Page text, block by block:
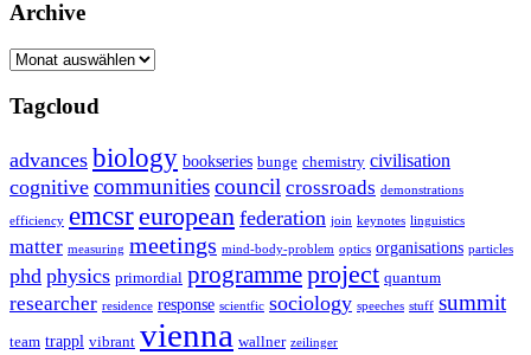
Archive
Archive
Tagcloud
advances biology bookseries bunge chemistry civilisation
cognitive communitiescouncil crossroads demonstrations
efficiency emcsreuropean federation join keynotes linguistics
matter measuring meetings mind-body-problem optics organisations particles
phd physics primordial programmeproject quantum
researcher residence response scientfic sociology speeches stuff summit
team trappl vibrant vienna wallner zeilinger